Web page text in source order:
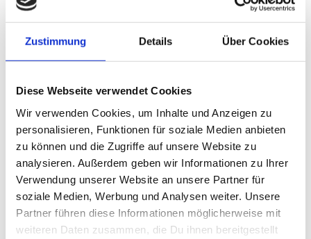
Zustimmung Details Über Cookies
Diese Webseite verwendet Cookies
Wir verwenden Cookies, um Inhalte und Anzeigen zu
personalisieren, Funktionen für soziale Medien anbieten
zu können und die Zugriffe auf unsere Website zu
analysieren. Außerdem geben wir Informationen zu Ihrer
Verwendung unserer Website an unsere Partner für
soziale Medien, Werbung und Analysen weiter. Unsere
Partner führen diese Informationen möglicherweise mit
weiteren Daten zusammen, die Du ihnen bereitgestellt
Hornhecht, Meerforelle
Sandbänke und Tanggürtel im Wechsel zeichnen den
Strandabschnitt Grønnehave aus. Sowohl die Krautfelder als
auch die tieferen Wannen sind die Stellen, an denen man als
Meerforellenangler Blinker, Wobbler oder Fliege platzieren